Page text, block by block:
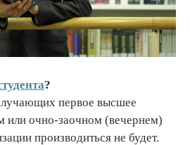
?
первое высшее
или очно-заочном (вечернем)
производиться не будет.